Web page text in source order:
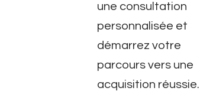
une consultation
personnalisée et
démarrez votre
parcours vers une
acquisition réussie.